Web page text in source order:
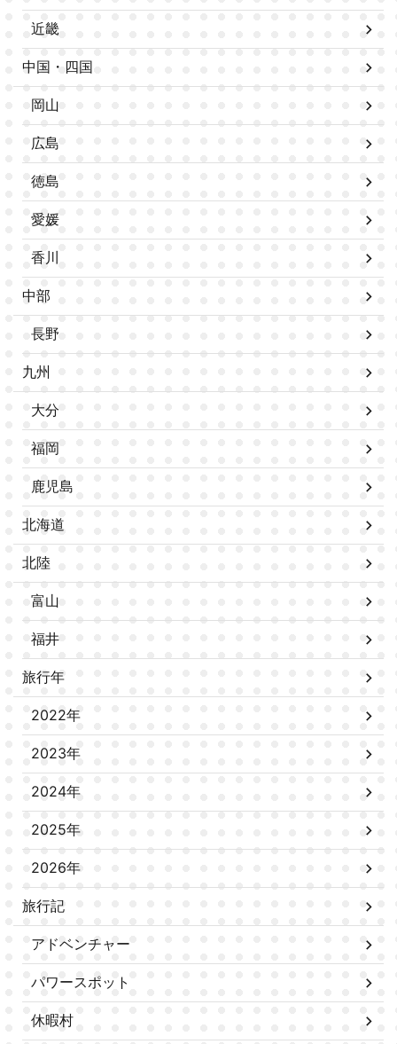
近畿
中国・四国
岡山
広島
徳島
愛媛
香川
中部
長野
九州
大分
福岡
鹿児島
北海道
北陸
富山
福井
旅行年
2022年
2023年
2024年
2025年
2026年
旅行記
アドベンチャー
パワースポット
休暇村